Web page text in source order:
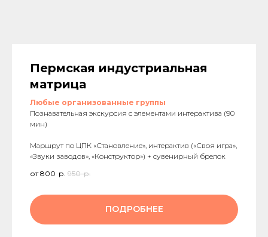
Пермская индустриальная
матрица
Любые организованные группы
Познавательная экскурсия с элементами интерактива (90
мин)
Маршрут по ЦПК «Становление», интерактив («Своя игра»,
«Звуки заводов», «Конструктор») + сувенирный брелок
от 800 р. 950 р.
ПОДРОБНЕЕ